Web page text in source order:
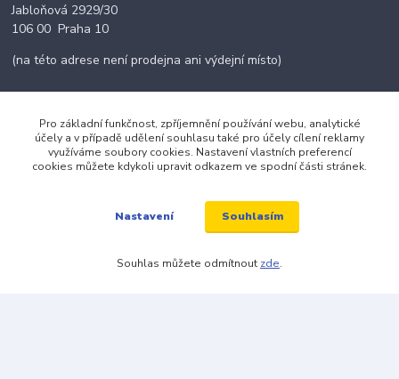
Jabloňová 2929/30
106 00 Praha 10
(na této adrese není prodejna ani výdejní místo)
Kontakty
Pro základní funkčnost, zpříjemnění používání webu, analytické
účely a v případě udělení souhlasu také pro účely cílení reklamy
využíváme soubory cookies. Nastavení vlastních preferencí
cookies můžete kdykoli upravit odkazem ve spodní části stránek.
Nastavení Souhlasím
Souhlas můžete odmítnout zde.